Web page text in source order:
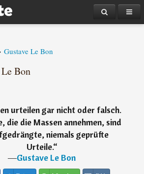
Gustave Le Bon
Bon
urteilen gar nicht oder falsch.
die die Massen annehmen, sind
niemals geprüfte
Urteile.“
―Gustave Le Bon